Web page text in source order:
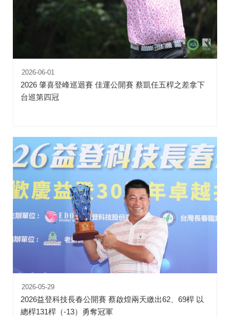
2026-06-01
2026 肇喜登峰巡迴賽 佳運公開賽 蔡凱任五桿之差拿下
台巡第四冠
2026-05-29
2026益登科技長春公開賽 蔡啟煌兩天繳出62、69桿 以
總桿131桿（-13）勇奪冠軍